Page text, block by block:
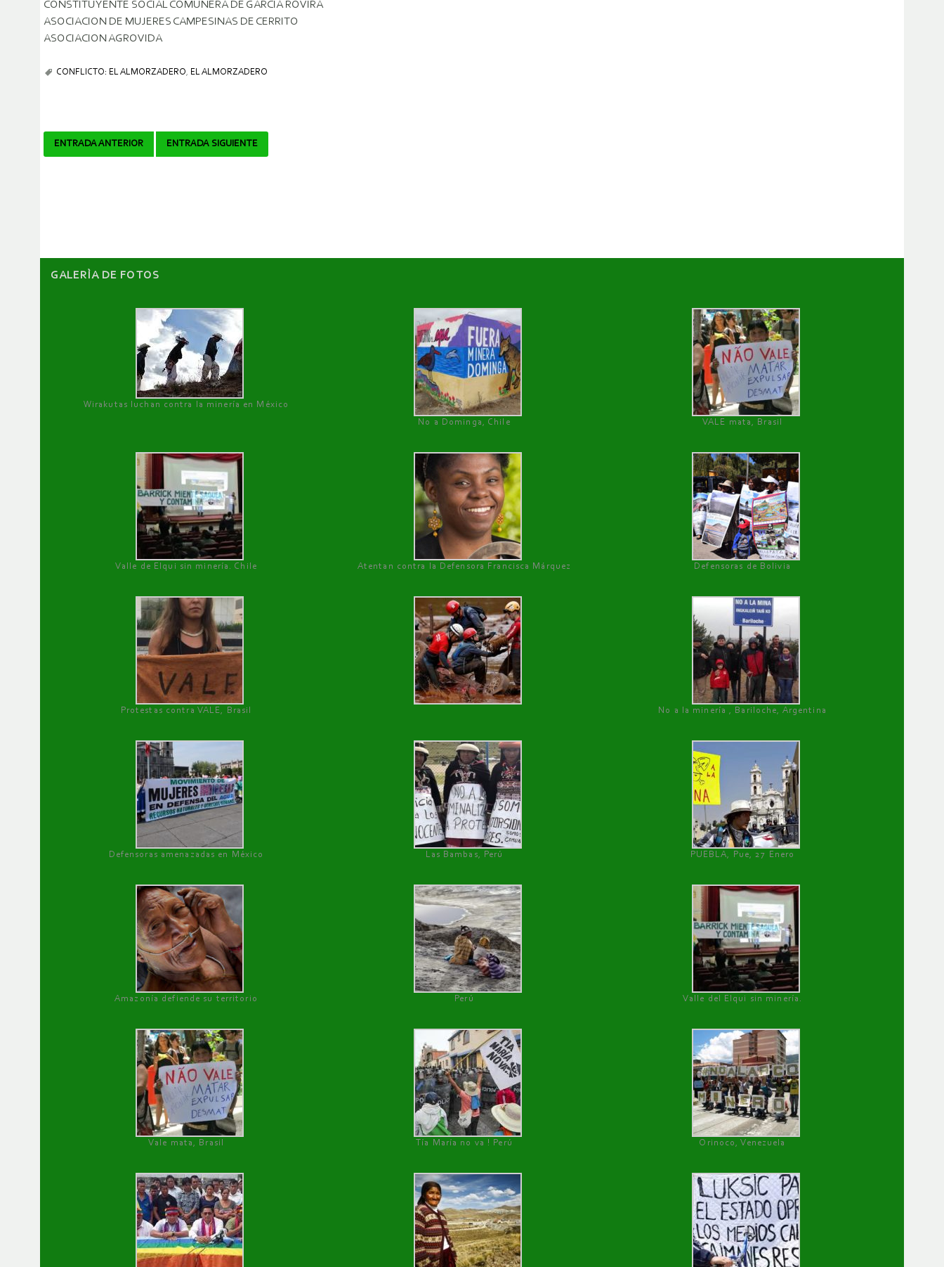
CONSTITUYENTE SOCIAL COMUNERA DE GARCIA ROVIRA
ASOCIACION DE MUJERES CAMPESINAS DE CERRITO
ASOCIACION AGROVIDA
CONFLICTO: EL ALMORZADERO, EL ALMORZADERO
Navegador
ENTRADA ANTERIOR ENTRADA SIGUIENTE
GALERÌA DE FOTOS
Wirakutas luchan contra la minería en México
No a Dominga, Chile
VALE mata, Brasil
Valle de Elqui sin minería. Chile Atentan contra la Defensora Francisca Márquez Defensoras de Bolivia
Protestas contra VALE, Brasil No a la minería , Bariloche, Argentina
Defensoras amenazadas en México Las Bambas, Perú PUEBLA, Pue, 27 Enero
Amazonía defiende su territorio Perú Valle del Elqui sin minería.
Vale mata, Brasil Tía María no va ! Perú Orinoco, Venezuela